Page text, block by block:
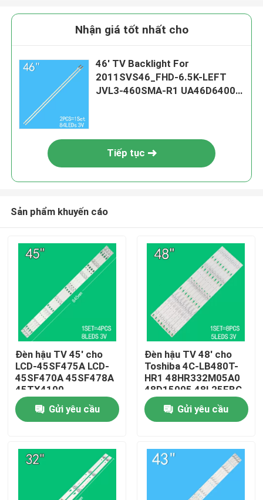
Trang chủ
Các sản phẩm
Nhận giá tốt nhất cho
46' TV Backlight For
2011SVS46_FHD-6.5K-LEFT
JVL3-460SMA-R1 UA46D6400
Tiếp tục
Sản phẩm khuyến cáo
Đèn hậu TV 45' cho
LCD-45SF475A LCD-
45SF470A 45SF478A
45TX4100
3P45UM003 A0
3P45UM001 A9
ECHOM-0345UM002
Gửi yêu cầu
Đèn hậu TV 48' cho
Toshiba 4C-LB480T-
HR1 48HR332M05A0
48D15005 48L25EBC
48L26CMC 48L2600C
48L2500CGửi yêu cầu